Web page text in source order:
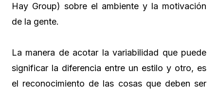
Hay Group) sobre el ambiente y la motivación
de la gente.
La manera de acotar la variabilidad que puede
significar la diferencia entre un estilo y otro, es
el reconocimiento de las cosas que deben ser